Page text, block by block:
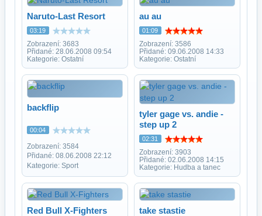
Naruto-Last Resort
03:19
Zobrazení: 3683
Přidané: 28.06.2008 09:54
Kategorie: Ostatní
au au
01:09
Zobrazení: 3586
Přidané: 09.06.2008 14:33
Kategorie: Ostatní
backflip
00:04
Zobrazení: 3584
Přidané: 08.06.2008 22:12
Kategorie: Sport
tyler gage vs. andie -
step up 2
02:31
Zobrazení: 3903
Přidané: 02.06.2008 14:15
Kategorie: Hudba a tanec
Red Bull X-Fighters take stastie